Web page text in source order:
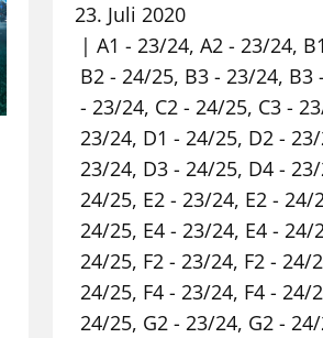
23. Juli 2020
A1 - 23/24, A2 - 23/24,
B2 - 24/25, B3 - 23/24, B3
- 23/24, C2 - 24/25, C3 -
23/24, D1 - 24/25, D2 -
23/24, D3 - 24/25, D4 -
24/25, E2 - 23/24, E2 - 24/
24/25, E4 - 23/24, E4 - 24/
24/25, F2 - 23/24, F2 - 24/
24/25, F4 - 23/24, F4 - 24/
24/25, G2 - 23/24, G2 -